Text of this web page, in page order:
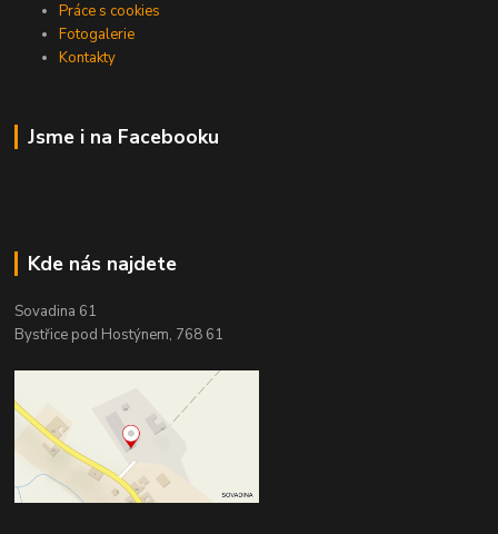
Práce s cookies
Fotogalerie
Kontakty
Jsme i na Facebooku
Kde nás najdete
Sovadina 61
Bystřice pod Hostýnem, 768 61